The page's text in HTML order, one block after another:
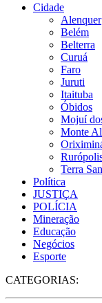
Cidade
Alenquer
Belém
Belterra
Curuá
Faro
Juruti
Itaituba
Óbidos
Mojuí
Monte
Terra
Política
JUSTIÇA
POLÍCIA
Mineração
Educação
Negócios
Esporte
CATEGORIAS: